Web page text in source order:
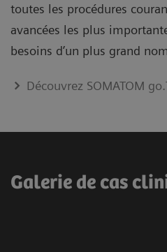
toutes les procédures
avancées les plus
besoins d’un plus grand
Découvrez SOMATOM
Galerie de cas